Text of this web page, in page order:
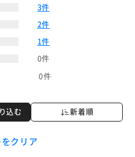
3件
2件
1件
0件
0件
込む 新着順
クリア